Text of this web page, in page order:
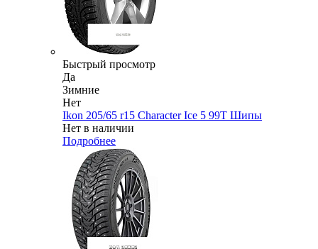
Быстрый просмотр
Да
Зимние
Нет
Ikon 205/65 r15 Character Ice 5 99T Шипы
Нет в наличии
Подробнее